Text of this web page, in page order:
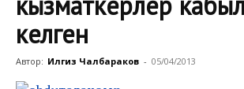
келген
Автор: Илгиз Чалбараков - 05/04/2013